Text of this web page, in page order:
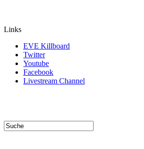
Links
EVE Killboard
Twitter
Youtube
Facebook
Livestream Channel